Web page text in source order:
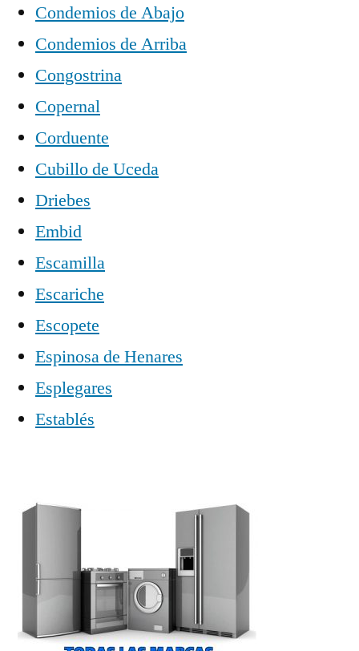
Condemios de Abajo
Condemios de Arriba
Congostrina
Copernal
Corduente
Cubillo de Uceda
Driebes
Embid
Escamilla
Escariche
Escopete
Espinosa de Henares
Esplegares
Establés